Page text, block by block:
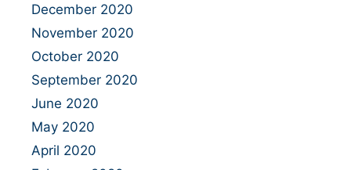
December 2020
November 2020
October 2020
September 2020
June 2020
May 2020
April 2020